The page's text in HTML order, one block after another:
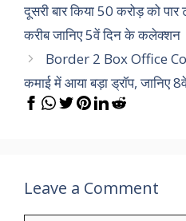
दूसरी बार किया 50 करोड़ को
करीब जानिए 5वें दिन के कलेक्शन
Border 2 Box Office
कमाई में आया बड़ा ड्रॉप, जानिए
Leave a Comment